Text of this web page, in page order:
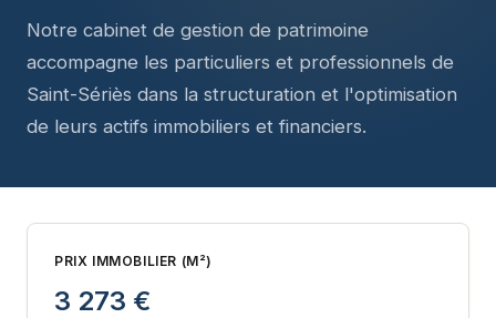
Notre cabinet de gestion de patrimoine
accompagne les particuliers et professionnels de
Saint-Sériès dans la structuration et l'optimisation
de leurs actifs immobiliers et financiers.
PRIX IMMOBILIER (M²)
3 273 €